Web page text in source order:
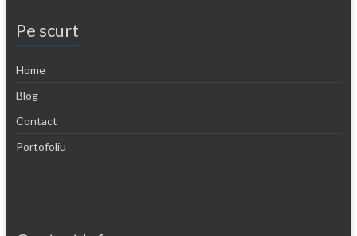
Pe scurt
Home
Blog
Contact
Portofoliu